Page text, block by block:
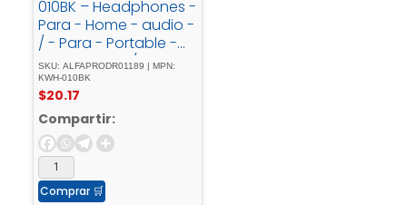
010BK – Headphones -
Para - Home - audio -
/ - Para - Portable -
electronics - / - Para -
Professional - audio -
/ - Para - Cellular -
phoneWireless25HrsBl
ackBT
SKU: ALFAPRODR01189 | MPN:
KWH-010BK
$20.17
Compartir:
Comprar 🛒